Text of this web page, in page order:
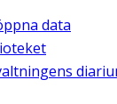
data